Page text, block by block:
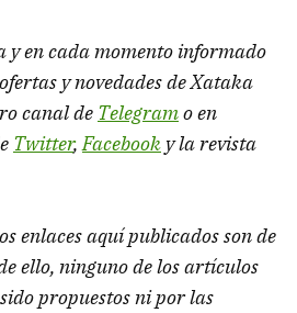
y en cada momento informado
y novedades de Xataka
canal de Telegramo en
Twitter, Facebook y la revista
enlaces aquí publicados son de
ello, ninguno de los artículos
propuestos ni por las